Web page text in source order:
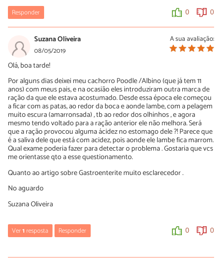
Responder 0 0
A sua avaliação:
Suzana Oliveira
08/05/2019
Olá, boa tarde!
Por alguns dias deixei meu cachorro Poodle /Albino (que já tem 11
anos) com meus pais, e na ocasião eles introduziram outra marca de
ração da que ele estava acostumado. Desde essa época ele começou
a ficar com as patas, ao redor da boca e aonde lambe, com a pelagem
muito escura (amarronsada) , tb ao redor dos olhinhos , e agora
mesmo tendo voltado para a ração anterior ele não melhora. Será
que a ração provocou alguma ácidez no estomago dele ?! Parece que
é a saliva dele que está com acidez, pois aonde ele lambe fica marrom.
Qual exame poderia fazer para detectar o problema . Gostaria que vcs
me orientasse qto a esse questionamento.
Quanto ao artigo sobre Gastroenterite muito esclarecedor .
No aguardo
Suzana Oliveira
Ver1resposta Responder 0 0